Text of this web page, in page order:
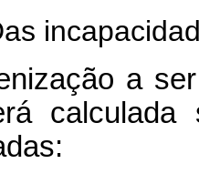
a
calculada